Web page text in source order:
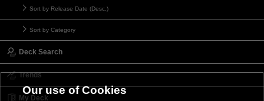
Sort by Release Date (Desc.)
Sort by Category
Deck Search
Trends
My Deck
Our use of Cookies